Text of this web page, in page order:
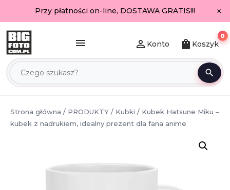
Przy płatności on-line, DOSTAWA GRATIS!!! ×
menu
search
person_outline Konto shopping_bag Koszyk
0
Strona główna / PRODUKTY / Kubki / Kubek Hatsune Miku –
kubek z nadrukiem, idealny prezent dla fana anime